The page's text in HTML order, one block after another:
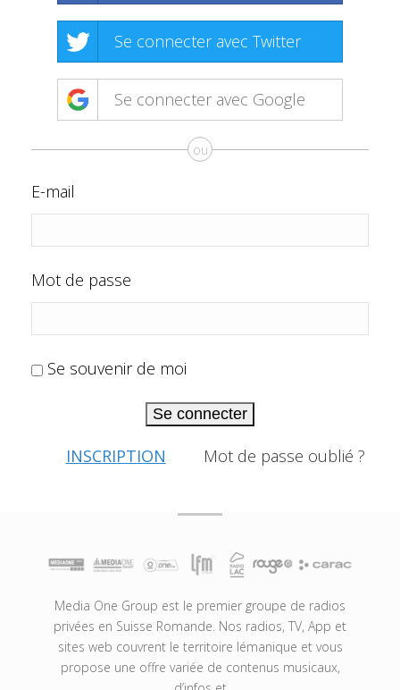
Se connecter avec Twitter
Se connecter avec Google
ou
E-mail
Mot de passe
Se souvenir de moi
Se connecter
INSCRIPTION Mot de passe oublié ?
Media One Group est le premier groupe de radios
privées en Suisse Romande. Nos radios, TV, App et
sites web couvrent le territoire lémanique et vous
propose une offre variée de contenus musicaux,